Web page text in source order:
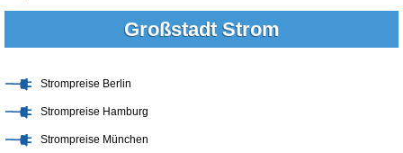
Großstadt Strom
Strompreise Berlin
Strompreise Hamburg
Strompreise München